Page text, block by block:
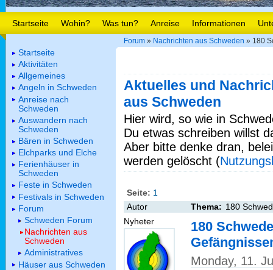
Startseite Wohin? Was tun? Anreise Informationen
Forum » Nachrichten aus Schweden » 180
Aktuelles und
aus Schweden
Hier wird, so wie in
Du etwas schreiben willst
Aber bitte denke dran,
werden gelöscht (
Seite: 1
Autor
Thema: 180
Nyheter
180
Monday, 11.
Startseite
Aktivitäten
Allgemeines
Angeln in Schweden
Anreise nach
Schweden
Auswandern nach
Schweden
Bären in Schweden
Elchparks und Elche
Ferienhäuser in
Schweden
Feste in Schweden
Festivals in Schweden
Forum
Schweden Forum
Nachrichten aus
Schweden
Administratives
Häuser aus Schweden